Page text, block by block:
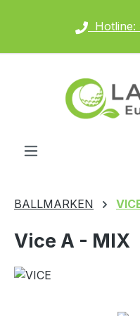
Hotline:
BALLMARKEN
Vice A - MIX